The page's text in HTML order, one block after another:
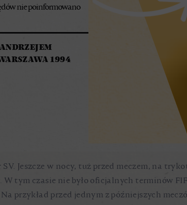
nie poinformowano
1994
Jeszcze w nocy, tuż przed meczem, na
tym czasie nie było oficjalnych terminów
przykład przed jednym z późniejszych